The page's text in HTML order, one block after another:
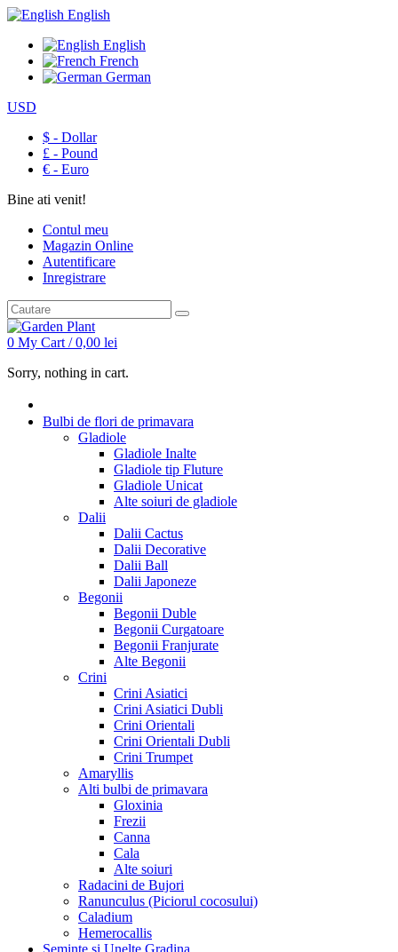
English
English
French
German
USD
$ - Dollar
£ - Pound
€ - Euro
Bine ati venit!
Contul meu
Magazin Online
Autentificare
Inregistrare
0 My Cart /0,00 lei
Sorry, nothing in cart.
Bulbi de flori de primavara
Gladiole
Gladiole Inalte
Gladiole tip Fluture
Gladiole Unicat
Alte soiuri de gladiole
Dalii
Dalii Cactus
Dalii Decorative
Dalii Ball
Dalii Japoneze
Begonii
Begonii Duble
Begonii Curgatoare
Begonii Franjurate
Alte Begonii
Crini
Crini Asiatici
Crini Asiatici Dubli
Crini Orientali
Crini Orientali Dubli
Crini Trumpet
Amaryllis
Alti bulbi de primavara
Gloxinia
Frezii
Canna
Cala
Alte soiuri
Radacini de Bujori
Ranunculus (Piciorul cocosului)
Caladium
Hemerocallis
Seminte si Unelte Gradina